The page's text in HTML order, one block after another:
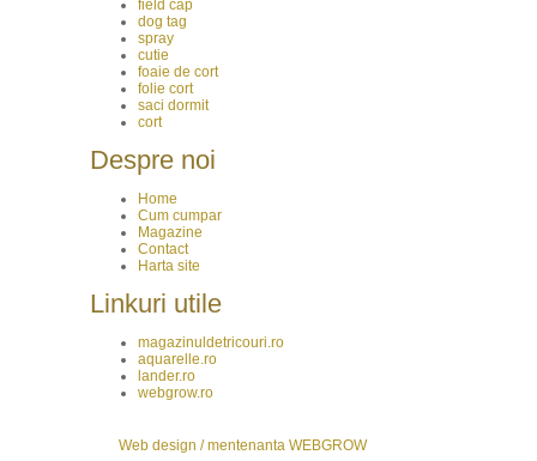
field cap
dog tag
spray
cutie
foaie de cort
folie cort
saci dormit
cort
Despre noi
Home
Cum cumpar
Magazine
Contact
Harta site
Linkuri utile
magazinuldetricouri.ro
aquarelle.ro
lander.ro
webgrow.ro
Web design / mentenanta WEBGROW